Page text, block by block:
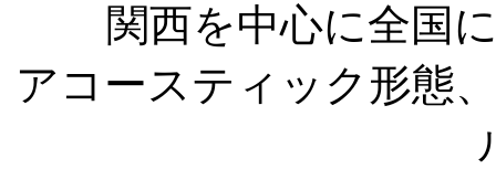
関西を中心に全国
アコースティック形態